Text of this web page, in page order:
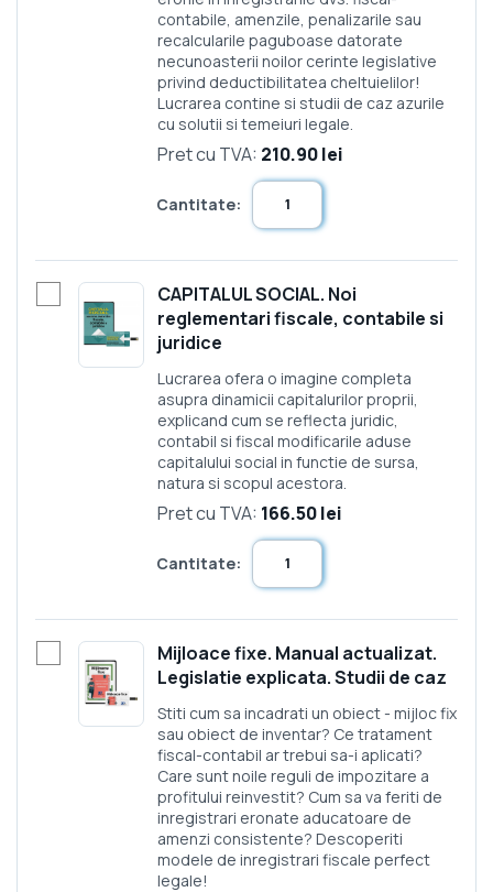
contabile, amenzile, penalizarile sau
recalcularile paguboase datorate
necunoasterii noilor cerinte legislative
privind deductibilitatea cheltuielilor!
Lucrarea contine si studii de caz azurile
cu solutii si temeiuri legale.
Pret cu TVA: 210.90 lei
Cantitate:
CAPITALUL SOCIAL. Noi
reglementari fiscale, contabile si
juridice
Lucrarea ofera o imagine completa
asupra dinamicii capitalurilor proprii,
explicand cum se reflecta juridic,
contabil si fiscal modificarile aduse
capitalului social in functie de sursa,
natura si scopul acestora.
Pret cu TVA: 166.50 lei
Cantitate:
Mijloace fixe. Manual actualizat.
Legislatie explicata. Studii de caz
Stiti cum sa incadrati un obiect - mijloc fix
sau obiect de inventar? Ce tratament
fiscal-contabil ar trebui sa-i aplicati?
Care sunt noile reguli de impozitare a
profitului reinvestit? Cum sa va feriti de
inregistrari eronate aducatoare de
amenzi consistente? Descoperiti
modele de inregistrari fiscale perfect
legale!